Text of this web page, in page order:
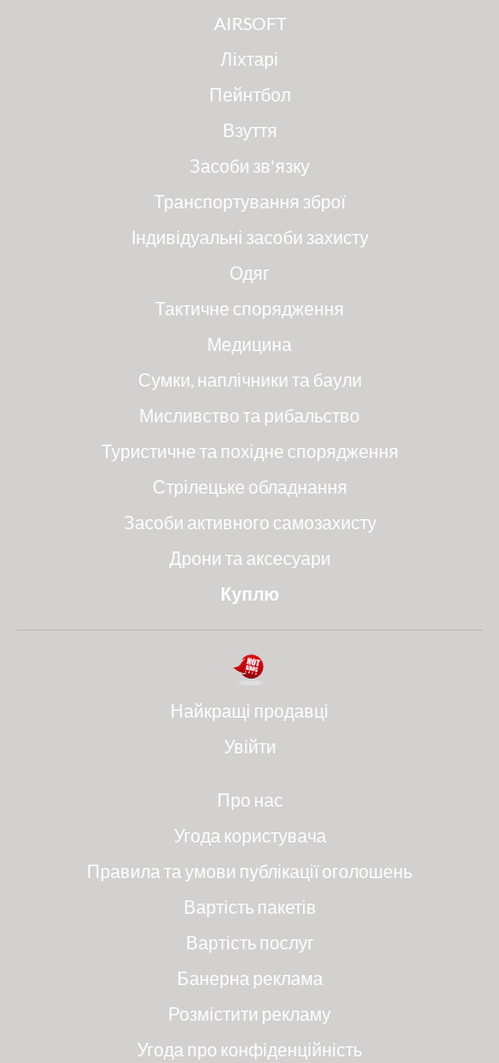
AIRSOFT
Ліхтарі
Пейнтбол
Взуття
Засоби зв'язку
Транспортування зброї
Індивідуальні засоби захисту
Одяг
Тактичне спорядження
Медицина
Сумки, наплічники та баули
Мисливство та рибальство
Туристичне та похідне спорядження
Стрілецьке обладнання
Засоби активного самозахисту
Дрони та аксесуари
Куплю
Найкращі продавці
Увійти
Про нас
Угода користувача
Правила та умови публікації оголошень
Вартість пакетів
Вартість послуг
Банерна реклама
Розмістити рекламу
Угода про конфіденційність